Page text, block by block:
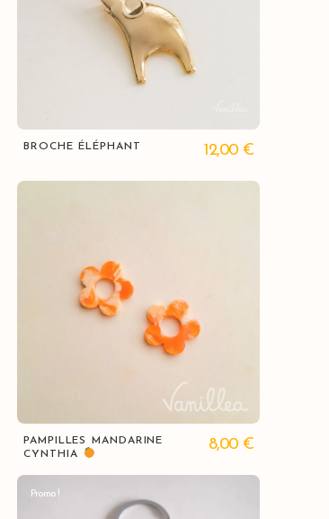
Vue rapide
BROCHE ÉLÉPHANT 12,00 €
Vue rapide
PAMPILLES MANDARINE
CYNTHIA
8,00 €
Promo !